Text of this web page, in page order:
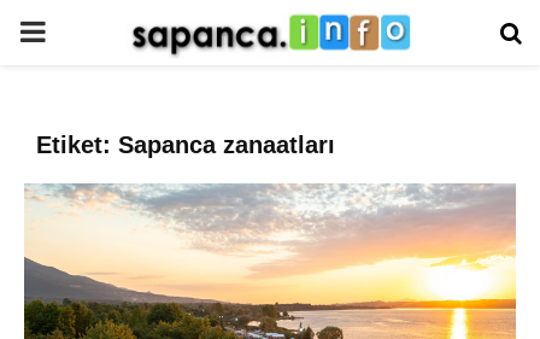
PRIMARY
Etiket: Sapanca zanaatları